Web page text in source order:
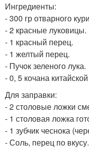
Ингредиенты:
- 300 гр отварного
- 2 красные луковицы.
- 1 красный перец.
- 1 желтый перец.
- Пучок зеленого лука.
- 0, 5 кочана
Для заправки:
- 2 столовые ложки
- 1 столовая ложка
- 1 зубчик чеснока
- Соль, перец по вкусу.